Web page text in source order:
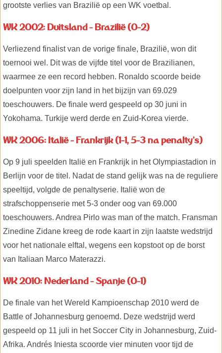
grootste verlies van Brazilië op een WK voetbal.
WK 2002: Duitsland - Brazilië (0-2)
Verliezend finalist van de vorige finale, Brazilië, won dit
toernooi wel. Dit was de vijfde titel voor de Brazilianen,
waarmee ze een record hebben. Ronaldo scoorde beide
doelpunten voor zijn land in het bijzijn van 69.029
toeschouwers. De finale werd gespeeld op 30 juni in
Yokohama. Turkije werd derde en Zuid-Korea vierde.
WK 2006: Italië - Frankrijk (1-1, 5-3 na penalty's)
Op 9 juli speelden Italië en Frankrijk in het Olympiastadion in
Berlijn voor de titel. Nadat de stand gelijk was na de reguliere
speeltijd, volgde de penaltyserie. Italië won de
strafschoppenserie met 5-3 onder oog van 69.000
toeschouwers. Andrea Pirlo was man of the match. Fransman
Zinedine Zidane kreeg de rode kaart in zijn laatste wedstrijd
voor het nationale elftal, wegens een kopstoot op de borst
van Italiaan Marco Materazzi.
WK 2010: Nederland - Spanje (0-1)
De finale van het Wereld Kampioenschap 2010 werd de
Battle of Johannesburg genoemd. Deze wedstrijd werd
gespeeld op 11 juli in het Soccer City in Johannesburg, Zuid-
Afrika. Andrés Iniesta scoorde vier minuten voor tijd de